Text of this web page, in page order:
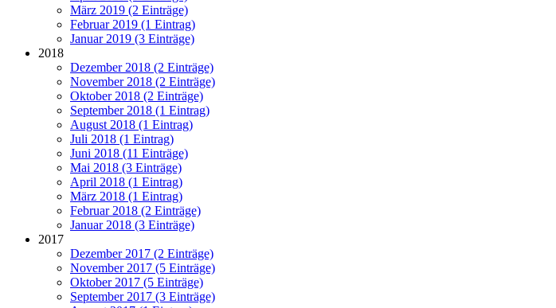
März 2019 (2 Einträge)
Februar 2019 (1 Eintrag)
Januar 2019 (3 Einträge)
2018
Dezember 2018 (2 Einträge)
November 2018 (2 Einträge)
Oktober 2018 (2 Einträge)
September 2018 (1 Eintrag)
August 2018 (1 Eintrag)
Juli 2018 (1 Eintrag)
Juni 2018 (11 Einträge)
Mai 2018 (3 Einträge)
April 2018 (1 Eintrag)
März 2018 (1 Eintrag)
Februar 2018 (2 Einträge)
Januar 2018 (3 Einträge)
2017
Dezember 2017 (2 Einträge)
November 2017 (5 Einträge)
Oktober 2017 (5 Einträge)
September 2017 (3 Einträge)